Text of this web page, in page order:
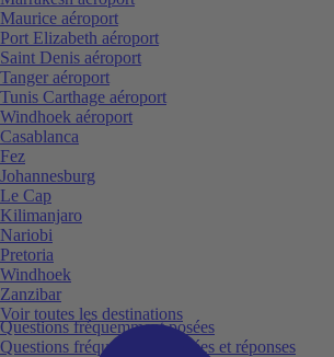
Questions fréquemment posées
Questions fréquemment posées et réponses
Maurice aéroport
Port Elizabeth aéroport
Saint Denis aéroport
Tanger aéroport
Tunis Carthage aéroport
Windhoek aéroport
Casablanca
Fez
Johannesburg
Le Cap
Kilimanjaro
Nariobi
Pretoria
Windhoek
Zanzibar
Voir toutes les destinations